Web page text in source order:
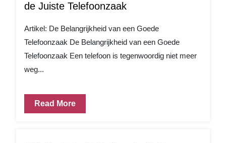
de Juiste Telefoonzaak
Artikel: De Belangrijkheid van een Goede
Telefoonzaak De Belangrijkheid van een Goede
Telefoonzaak Een telefoon is tegenwoordig niet meer
weg...
Read More